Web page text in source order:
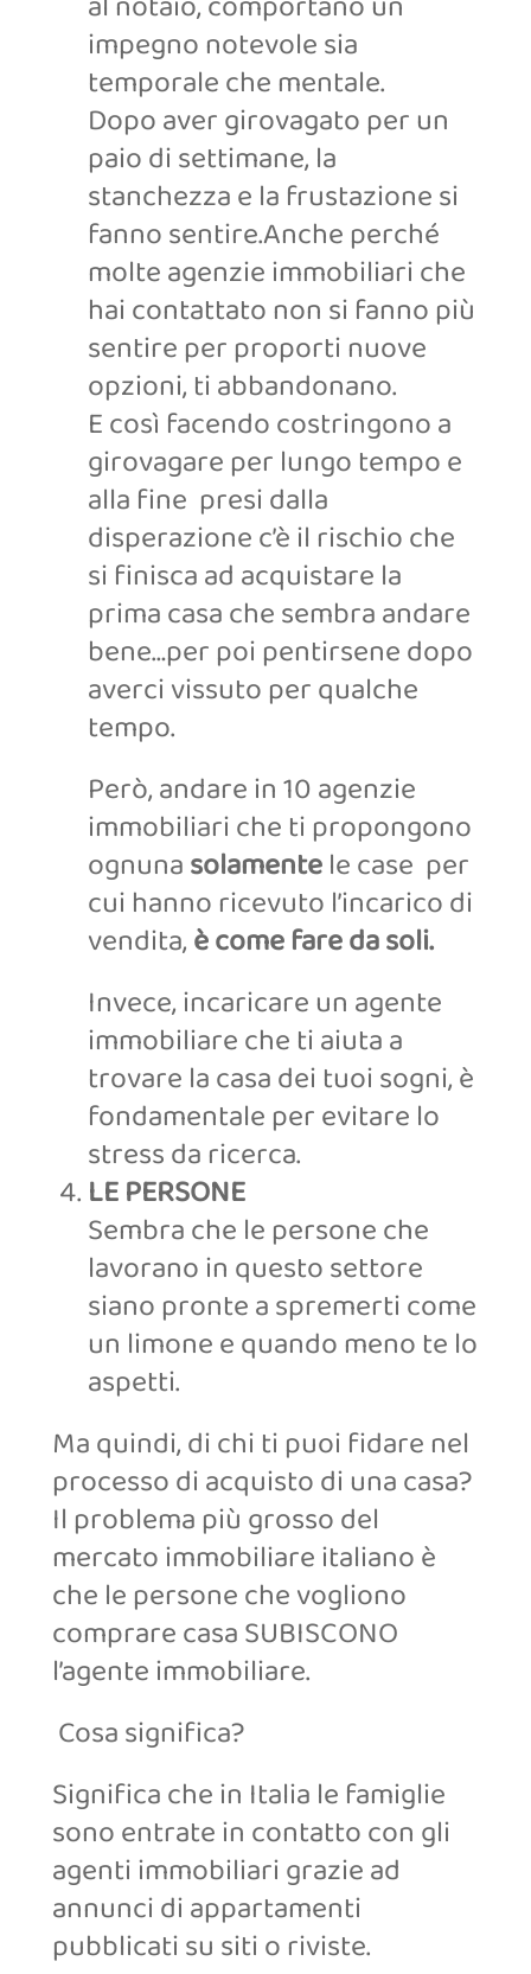
impegno notevole sia
temporale che mentale.
Dopo aver girovagato per un
paio di settimane, la
stanchezza e la frustazione si
fanno sentire.Anche perché
molte agenzie immobiliari che
hai contattato non si fanno più
sentire per proporti nuove
opzioni, ti abbandonano.
E così facendo costringono a
girovagare per lungo tempo e
alla fine presi dalla
disperazione c’è il rischio che
si finisca ad acquistare la
prima casa che sembra andare
bene…per poi pentirsene dopo
averci vissuto per qualche
tempo.
Però, andare in 10 agenzie
immobiliari che ti propongono
ognunasolamentele case per
cui hanno ricevuto l’incarico di
vendita,è come fare da soli.
Invece, incaricare un agente
immobiliare che ti aiuta a
trovare la casa dei tuoi sogni, è
fondamentale per evitare lo
stress da ricerca.
LE PERSONE
Sembra che le persone che
lavorano in questo settore
siano pronte a spremerti come
un limone e quando meno te lo
aspetti.
Ma quindi, di chi ti puoi fidare nel
processo di acquisto di una casa?
Il problema più grosso del
mercato immobiliare italiano è
che le persone che vogliono
comprare casa SUBISCONO
l’agente immobiliare.
Cosa significa?
Significa che in Italia le famiglie
sono entrate in contatto con gli
agenti immobiliari grazie ad
annunci di appartamenti
pubblicati su siti o riviste.